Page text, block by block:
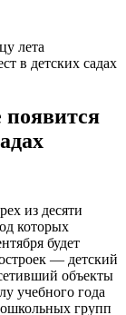
лета
в детских садах
появится
из десяти
которых
будет
— детский
объекты
учебного года
групп